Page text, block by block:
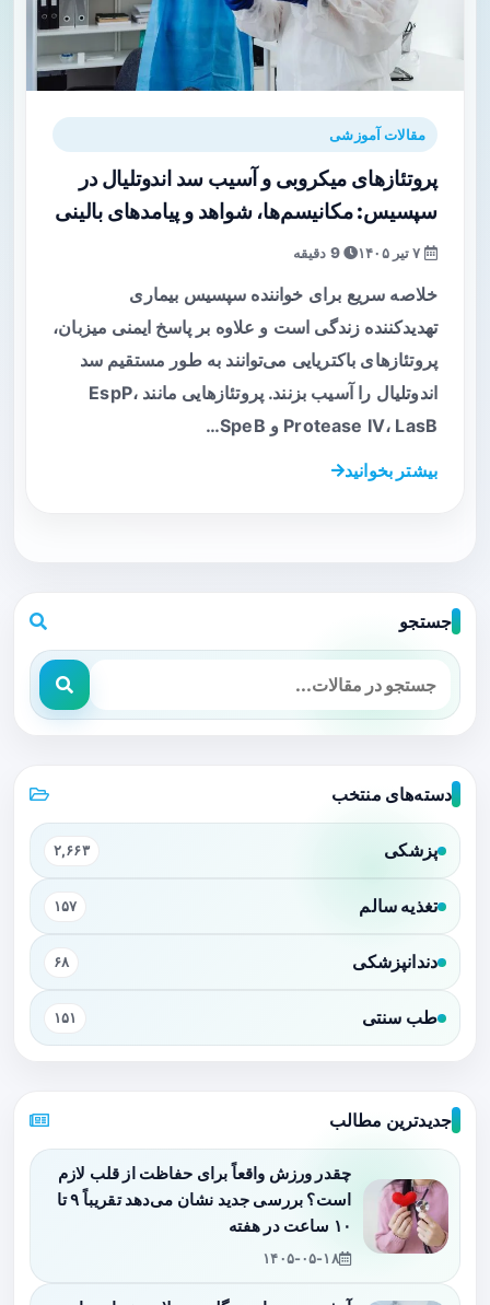
مقالات آموزشی
پروتئازهای میکروبی و آسیب سد اندوتلیال در
سپسیس: مکانیسم‌ها، شواهد و پیامدهای بالینی
9 دقیقه
خلاصه سریع برای خواننده سپسیس بیماری
تهدیدکننده زندگی است و علاوه بر پاسخ ایمنی میزبان،
پروتئازهای باکتریایی می‌توانند به طور مستقیم سد
اندوتلیال را آسیب بزنند. پروتئازهایی مانند EspP،
Protease IV، LasB و SpeB…
بیشتر بخوانید
جستجو
دسته‌های منتخب
پزشکی ۲,۶۶۳
تغذیه سالم ۱۵۷
دندانپزشکی ۶۸
طب سنتی ۱۵۱
جدیدترین مطالب
چقدر ورزش واقعاً برای حفاظت از قلب لازم
است؟ بررسی جدید نشان می‌دهد تقریباً ۹ تا
۱۰ ساعت در هفته
۱۴۰۵-۰۵-۱۸